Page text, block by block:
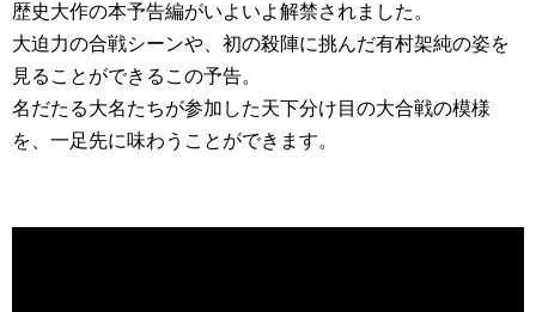
歴史大作の本予告編がいよいよ解禁されました。
大迫力の合戦シーンや、初の殺陣に挑んだ有村架純の姿を
見ることができるこの予告。
名だたる大名たちが参加した天下分け目の大合戦の模様
を、一足先に味わうことができます。